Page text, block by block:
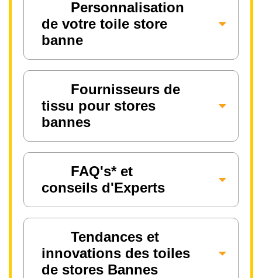
Personnalisation
de votre toile store
banne
Fournisseurs de
tissu pour stores
bannes
FAQ's* et
conseils d'Experts
Tendances et
innovations des toiles
de stores Bannes